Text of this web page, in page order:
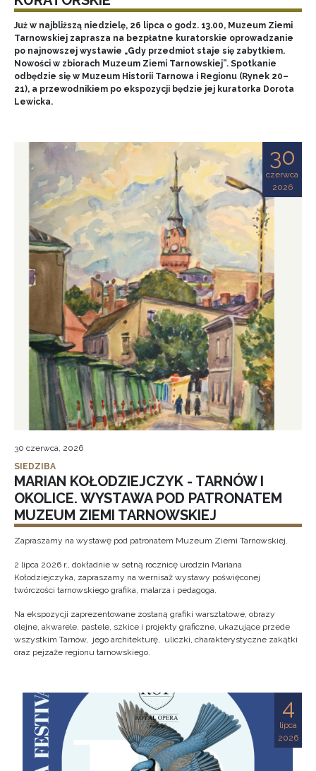
Już w najbliższą niedzielę, 26 lipca o godz. 13.00, Muzeum Ziemi
Tarnowskiej zaprasza na bezpłatne kuratorskie oprowadzanie
po najnowszej wystawie „Gdy przedmiot staje się zabytkiem.
Nowości w zbiorach Muzeum Ziemi Tarnowskiej”. Spotkanie
odbędzie się w Muzeum Historii Tarnowa i Regionu (Rynek 20–
21), a przewodnikiem po ekspozycji będzie jej kuratorka Dorota
Lewicka.
30
czerwca
2026
30 czerwca, 2026
SIEDZIBA
MARIAN KOŁODZIEJCZYK - TARNÓW I
OKOLICE. WYSTAWA POD PATRONATEM
MUZEUM ZIEMI TARNOWSKIEJ
Zapraszamy na wystawę pod patronatem Muzeum Ziemi Tarnowskiej.
2 lipca 2026 r., dokładnie w setną rocznicę urodzin Mariana
Kołodziejczyka, zapraszamy na wernisaż wystawy poświęconej
twórczości tarnowskiego grafika, malarza i pedagoga.
Na ekspozycji zaprezentowane zostaną grafiki warsztatowe, obrazy
olejne, akwarele, pastele, szkice i projekty graficzne, ukazujące przede
wszystkim Tarnów, jego architekturę, uliczki, charakterystyczne zakątki
oraz pejzaże regionu tarnowskiego.
4
lipca
2026